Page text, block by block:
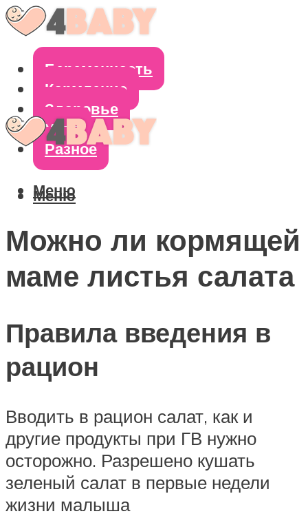
Беременность
Кормление
Здоровье
Уход
Разное
Меню
Меню
Можно ли кормящей
маме листья салата
Правила введения в
рацион
Вводить в рацион салат, как и
другие продукты при ГВ нужно
осторожно. Разрешено кушать
зеленый салат в первые недели
жизни малыша